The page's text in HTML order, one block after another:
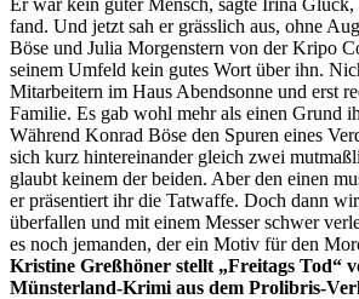
fand. Und jetzt sah er grässlich aus, ohne
Böse und Julia Morgenstern von der Kripo
seinem Umfeld kein gutes Wort über ihn.
Mitarbeitern im Haus Abendsonne und erst
Familie. Es gab wohl mehr als einen Grund
Während Konrad Böse den Spuren eines
sich kurz hintereinander gleich zwei
glaubt keinem der beiden. Aber den einen
er präsentiert ihr die Tatwaffe. Doch dann
überfallen und mit einem Messer schwer
es noch jemanden, der ein Motiv für den
Kristine Greßhöner stellt „Freitags Tod“
Münsterland-Krimi aus dem Prolibris-